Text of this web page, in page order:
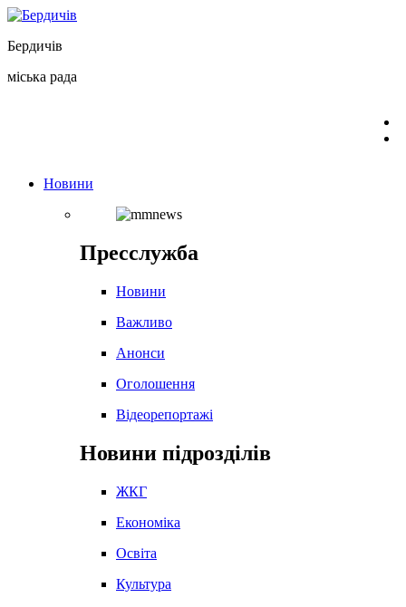
Перейти
вмісту
Бердичів
міська рада
Новини
Пресслужба
Новини
Важливо
Анонси
Оголошення
Відеорепортажі
Новини підрозділів
ЖКГ
Економіка
Освіта
Культура